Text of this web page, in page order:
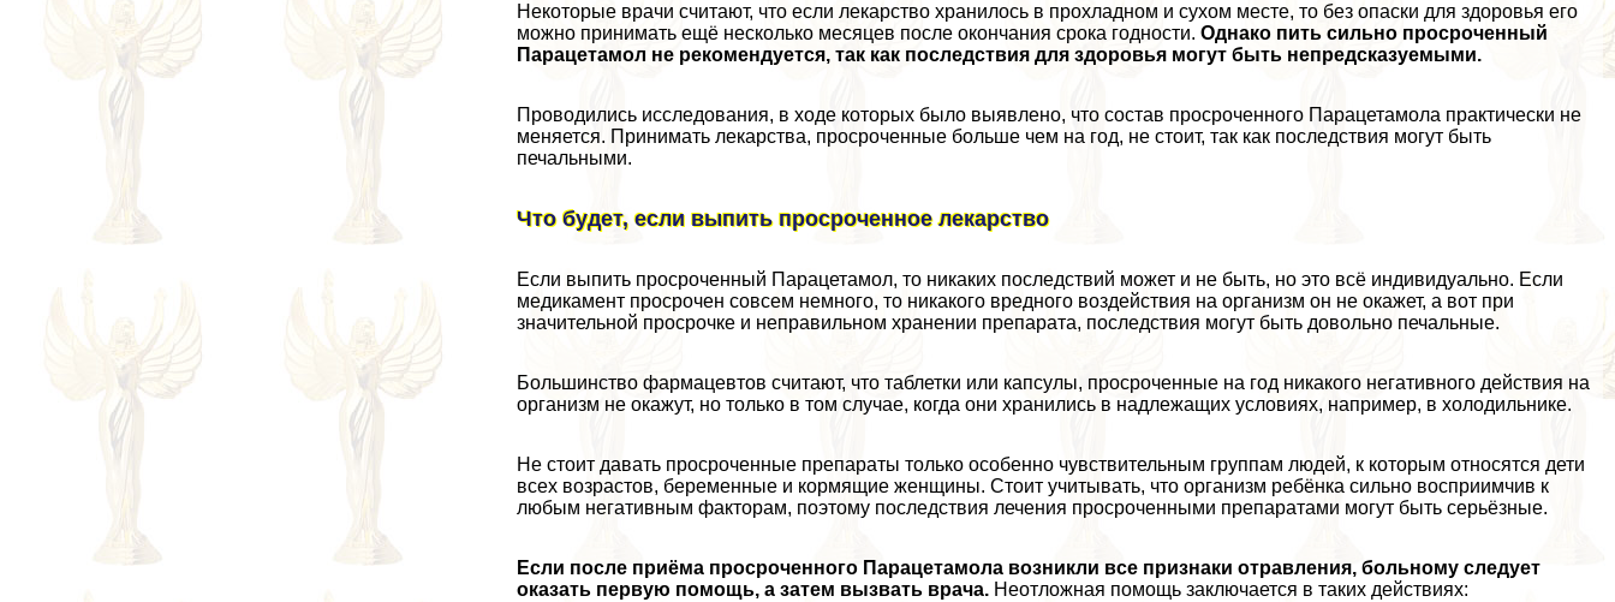
Некоторые врачи считают, что если лекарство хранилось в прохладном и сухом месте, то без опаски для здоровья его
можно принимать ещё несколько месяцев после окончания срока годности.Однако пить сильно просроченный
Парацетамол не рекомендуется, так как последствия для здоровья могут быть непредсказуемыми.
Проводились исследования, в ходе которых было выявлено, что состав просроченного Парацетамола пpaктически не
меняется. Принимать лекарства, просроченные больше чем на год, не стоит, так как последствия могут быть
печальными.
Что будет, если выпить просроченное лекарство
Если выпить просроченный Парацетамол, то никаких последствий может и не быть, но это всё индивидуально. Если
медикамент просрочен совсем немного, то никакого вредного воздействия на организм он не окажет, а вот при
значительной просрочке и неправильном хранении препарата, последствия могут быть довольно печальные.
Большинство фармацевтов считают, что таблетки или капсулы, просроченные на год никакого негативного действия на
организм не окажут, но только в том случае, когда они хранились в надлежащих условиях, например, в холодильнике.
Не стоит давать просроченные препараты только особенно чувствительным группам людей, к которым относятся дети
всех возрастов, беременные и кормящие женщины. Стоит учитывать, что организм ребёнка сильно восприимчив к
любым негативным факторам, поэтому последствия лечения просроченными препаратами могут быть серьёзные.
Если после приёма просроченного Парацетамола возникли все признаки отравления, больному следует
оказать первую помощь, а затем вызвать врача. Неотложная помощь заключается в таких действиях: